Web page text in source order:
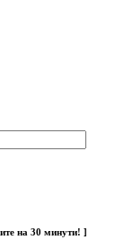
на 30 минути! ]